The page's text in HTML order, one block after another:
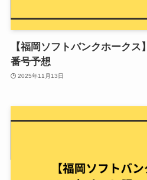
【福岡ソフトバンクホーク
番号予想
2025年11月13日